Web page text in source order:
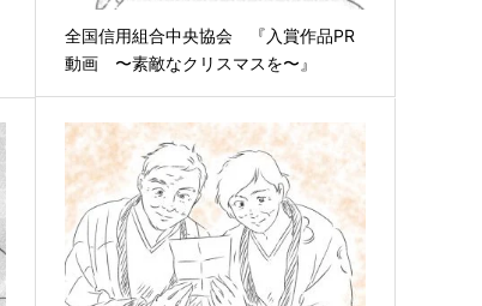
全国信用組合中央協会 『入賞作品PR
動画 〜素敵なクリスマスを〜』